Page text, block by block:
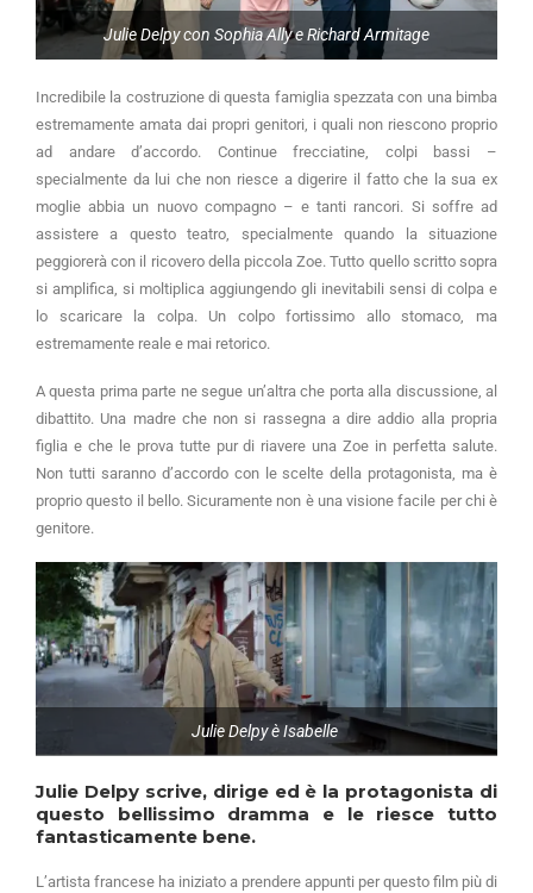
Julie Delpy con Sophia Ally e Richard Armitage
Incredibile la costruzione di questa famiglia spezzata con una bimba
estremamente amata dai propri genitori, i quali non riescono proprio
ad andare d’accordo. Continue frecciatine, colpi bassi –
specialmente da lui che non riesce a digerire il fatto che la sua ex
moglie abbia un nuovo compagno – e tanti rancori. Si soffre ad
assistere a questo teatro, specialmente quando la situazione
peggiorerà con il ricovero della piccola Zoe. Tutto quello scritto sopra
si amplifica, si moltiplica aggiungendo gli inevitabili sensi di colpa e
lo scaricare la colpa. Un colpo fortissimo allo stomaco, ma
estremamente reale e mai retorico.
A questa prima parte ne segue un’altra che porta alla discussione, al
dibattito. Una madre che non si rassegna a dire addio alla propria
figlia e che le prova tutte pur di riavere una Zoe in perfetta salute.
Non tutti saranno d’accordo con le scelte della protagonista, ma è
proprio questo il bello. Sicuramente non è una visione facile per chi è
genitore.
Julie Delpy è Isabelle
Julie Delpy scrive, dirige ed è la protagonista di
questo bellissimo dramma e le riesce tutto
fantasticamente bene.
L’artista francese ha iniziato a prendere appunti per questo film più di